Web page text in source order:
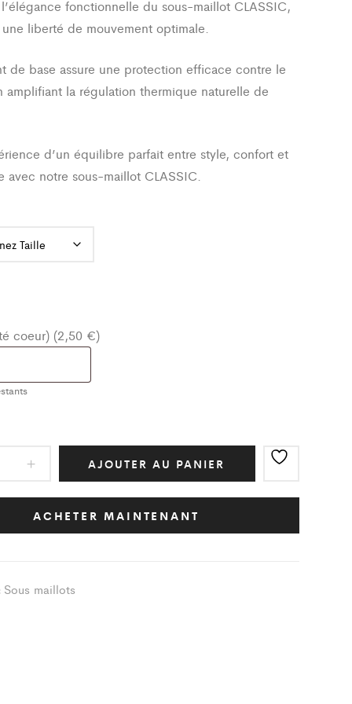
fonctionnelle du sous-maillot CLASSIC,
liberté de mouvement optimale.
de base assure une protection efficace contre le
amplifiant la régulation thermique naturelle de
d’un équilibre parfait entre style, confort et
avec notre sous-maillot CLASSIC.
coeur) (2,50 €)
AJOUTER AU PANIER
ACHETER MAINTENANT
Sous maillots